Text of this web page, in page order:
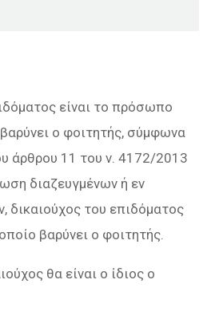
είναι το πρόσωπο
ο φοιτητής, σύμφωνα
άρθρου 11 του ν. 4172/2013
διαζευγμένων ή εν
δικαιούχος του επιδόματος
βαρύνει ο φοιτητής.
θα είναι ο ίδιος ο